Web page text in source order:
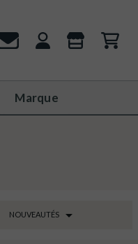
Marque
NOUVEAUTÉS 